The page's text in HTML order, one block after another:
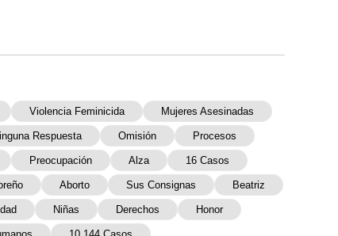
Violencia Feminicida Mujeres Asesinadas
Respuesta Omisión Procesos
Preocupación Alza 16 Casos
Aborto Sus Consignas Beatriz
Niñas Derechos Honor